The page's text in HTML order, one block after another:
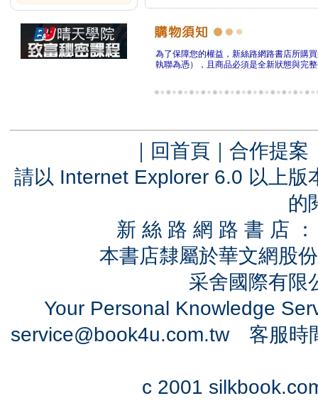
為了保障您的權益，新絲路網路書店所購
執聯為憑），且商品必須是全新狀態與完
｜ 回首頁 ｜ 合作提案
請以 Internet Explorer 6.0 以上
的
新 絲 路 網 路 書 店
本書店隸屬於華文網股
采舍國際有
Your Personal Knowledge
service@book4u.com.tw客服時
c 2001